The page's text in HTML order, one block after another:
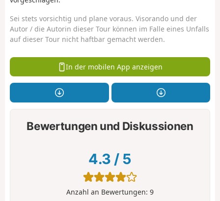
Sei stets vorsichtig und plane voraus. Visorando und der
Autor / die Autorin dieser Tour können im Falle eines Unfalls
auf dieser Tour nicht haftbar gemacht werden.
In der mobilen App anzeigen
Bewertungen und Diskussionen
4.3 / 5
Anzahl an Bewertungen: 9